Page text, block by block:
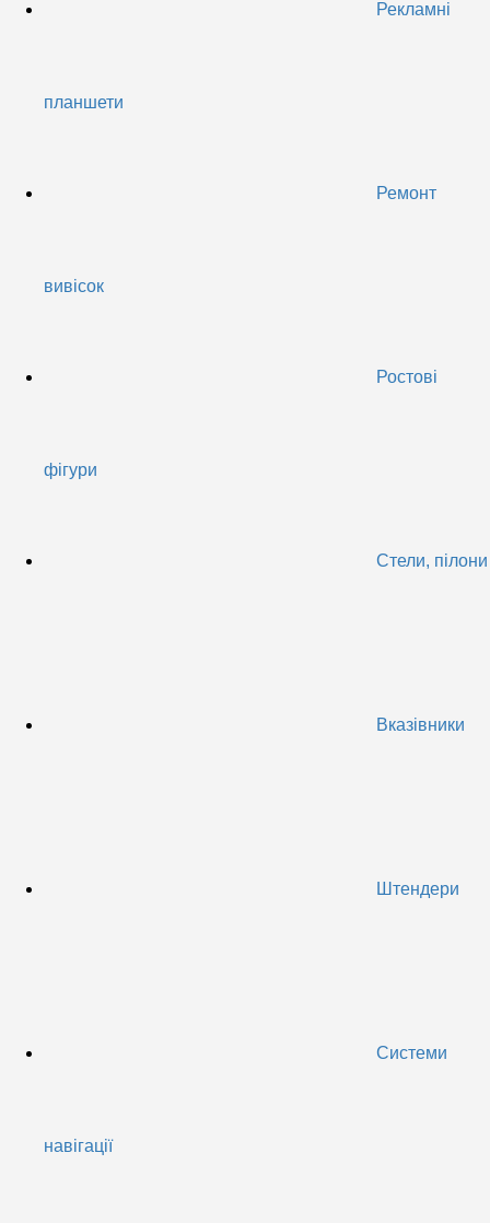
Рекламні
планшети
Ремонт
вивісок
Ростові
фігури
Стели, пілони
Вказівники
Штендери
Системи
навігації